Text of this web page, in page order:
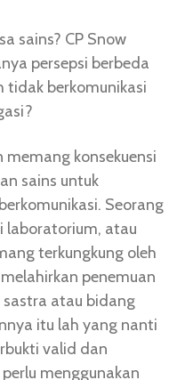
sains? CP Snow
persepsi berbeda
tidak berkomunikasi
konsekuensi
sains untuk
Seorang
laboratorium, atau
terkungkung oleh
penemuan
sastra atau bidang
itu lah yang nanti
valid dan
menggunakan